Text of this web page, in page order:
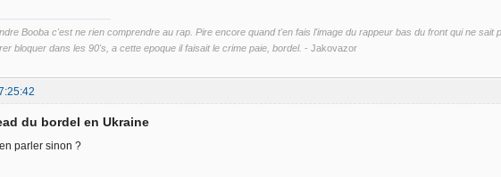
Booba c'est ne rien comprendre au rap. Pire encore quand t'en fais l'image du rappeur bas du front qui ne sait
bloquer dans les 90's, a cette epoque il faisait le crime paie, bordel. - Jakovazor
du bordel en Ukraine
parler sinon ?